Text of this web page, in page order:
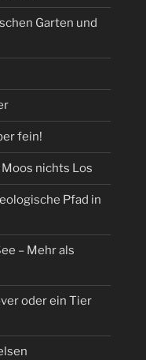
Garten und
fein!
nichts Los
Pfad in
– Mehr als
oder ein Tier